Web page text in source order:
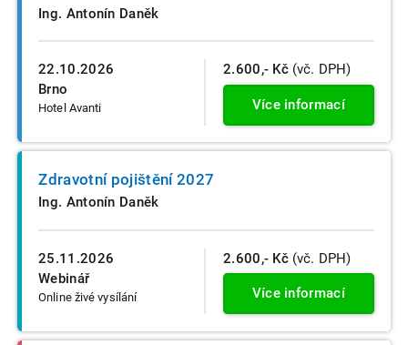
22.10.2026
Brno
Hotel Avanti
Ing. Antonín Daněk
2.600,- Kč (vč. DPH)
Více informací
25.11.2026
Webinář
Online živé vysílání
Zdravotní pojištění 2027
Ing. Antonín Daněk
2.600,- Kč (vč. DPH)
Více informací